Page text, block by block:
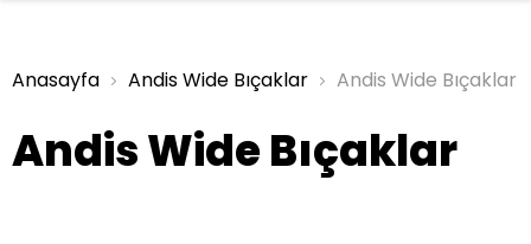
Anasayfa Andis Wide Bıçaklar Andis Wide Bıçaklar
Andis Wide Bıçaklar